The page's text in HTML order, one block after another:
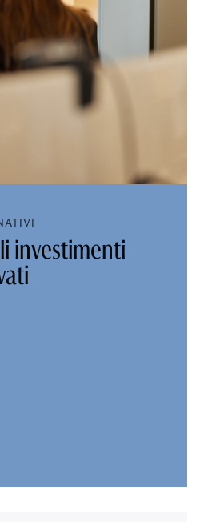
investimenti